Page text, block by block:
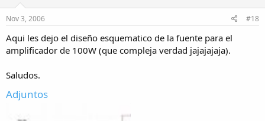
Nov 3, 2006 #18
Aqui les dejo el diseño esquematico de la fuente para el
amplificador de 100W (que compleja verdad jajajajaja).
Saludos.
Adjuntos